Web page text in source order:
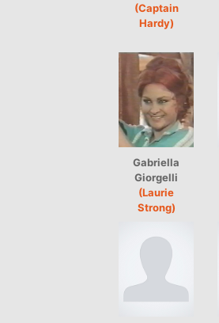
(Captain
Hardy)
Gabriella
Giorgelli
(Laurie
Strong)